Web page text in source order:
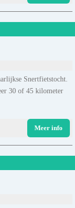
Snertfietstocht.
30 of 45 kilometer
Meer info